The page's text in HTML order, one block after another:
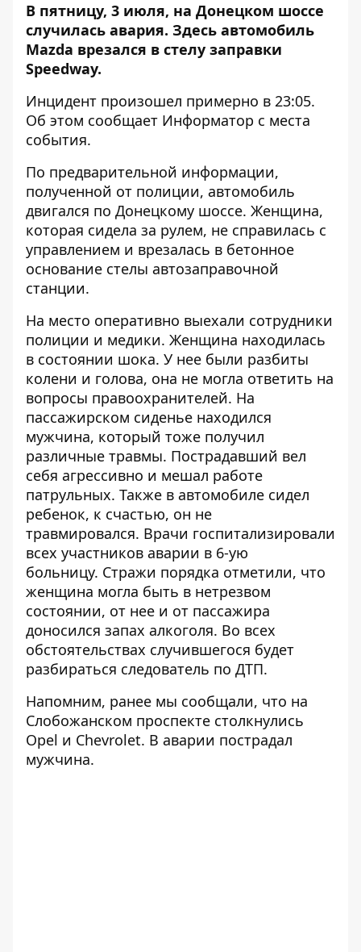
В пятницу, 3 июля, на Донецком шоссе
случилась авария. Здесь автомобиль
Mazda врезался в стелу заправки
Speedway.
Инцидент произошел примерно в 23:05.
Об этом сообщает Информатор с места
события.
По предварительной информации,
полученной от полиции, автомобиль
двигался по Донецкому шоссе. Женщина,
которая сидела за рулем, не справилась с
управлением и врезалась в бетонное
основание стелы автозаправочной
станции.
На место оперативно выехали сотрудники
полиции и медики. Женщина находилась
в состоянии шока. У нее были разбиты
колени и голова, она не могла ответить на
вопросы правоохранителей. На
пассажирском сиденье находился
мужчина, который тоже получил
различные травмы. Пострадавший вел
себя агрессивно и мешал работе
патрульных. Также в автомобиле сидел
ребенок, к счастью, он не
травмировался. Врачи госпитализировали
всех участников аварии в 6-ую
больницу. Стражи порядка отметили, что
женщина могла быть в нетрезвом
состоянии, от нее и от пассажира
доносился запах алкоголя. Во всех
обстоятельствах случившегося будет
разбираться следователь по ДТП.
Напомним, ранее мы сообщали, что на
Слобожанском проспекте столкнулись
Opel и Chevrolet. В аварии пострадал
мужчина.